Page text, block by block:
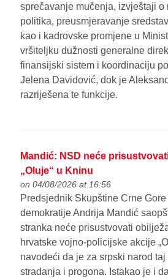
sprečavanje mučenja, izvještaji
politika, preusmjeravanje
kao i kadrovske promjene u
vršiteljku dužnosti generalne
finansijski sistem i koordinaciju
Jelena Davidović, dok je
razriješena te funkcije.
Mandić: NSD neće
„Oluje“ u Kninu
on 04/08/2026 at 16:56
Predsjednik Skupštine Crne
demokratije Andrija Mandić
stranka neće prisustvovati
hrvatske vojno-policijske akcije
navodeći da je za srpski narod taj
stradanja i progona. Istakao je i